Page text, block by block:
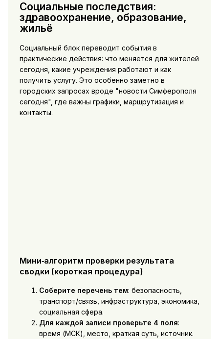
Социальные последствия:
здравоохранение, образование,
жильё
Социальный блок переводит события в
практические действия: что меняется для жителей
сегодня, какие учреждения работают и как
получить услугу. Это особенно заметно в
городских запросах вроде "новости Симферополя
сегодня", где важны графики, маршрутизация и
контакты.
Мини‑алгоритм проверки результата
сводки (короткая процедура)
Соберите перечень тем: безопасность,
транспорт/связь, инфраструктура, экономика,
социальная сфера.
Для каждой записи проверьте 4 поля:
время (МСК), место, краткая суть, источник.